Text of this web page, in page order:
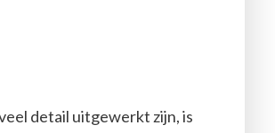
detail uitgewerkt zijn, is